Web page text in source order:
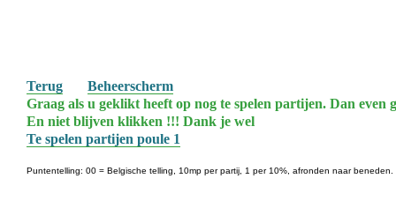
Terug
Beheerscherm
Graag als u geklikt heeft op nog te spelen partijen. Dan even
En niet blijven klikken !!! Dank je wel
Te spelen partijen poule 1
Puntentelling: 00 = Belgische telling, 10mp per partij, 1 per 10%, afronden naar beneden.